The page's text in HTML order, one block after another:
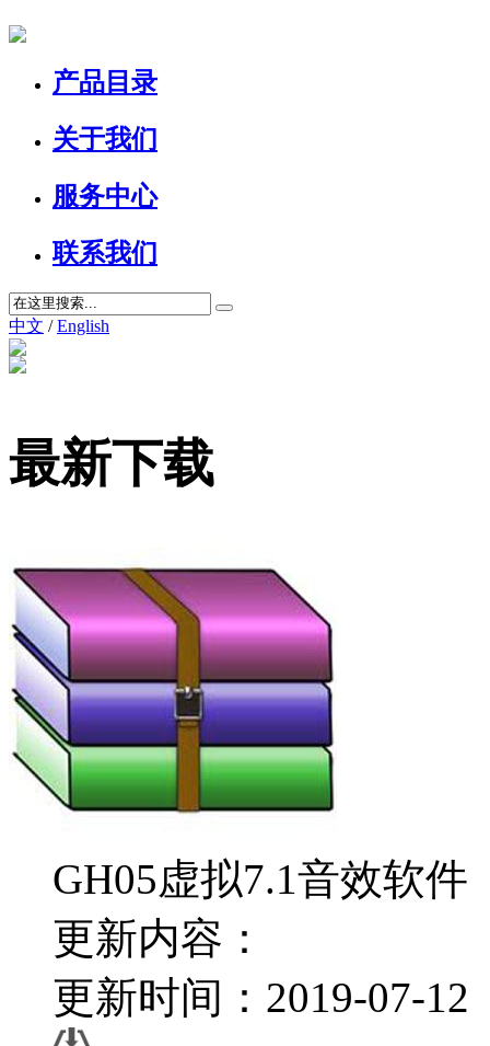
产品目录
关于我们
服务中心
联系我们
中文 /English
最新下载
GH05虚拟7.1音效软件
更新内容：
更新时间：2019-07-12